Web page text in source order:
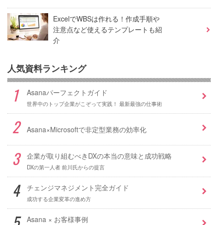
ExcelでWBSは作れる！作成手順や
注意点など使えるテンプレートも紹
介
人気資料ランキング
Asanaパーフェクトガイド
世界中のトップ企業がこぞって実践！ 最新最強の仕事術
Asana×Microsoftで非定型業務の効率化
企業が取り組むべきDXの本当の意味と成功戦略
DXの第一人者 前川氏からの提言
チェンジマネジメント完全ガイド
成功する企業変革の進め方
Asana × お客様事例